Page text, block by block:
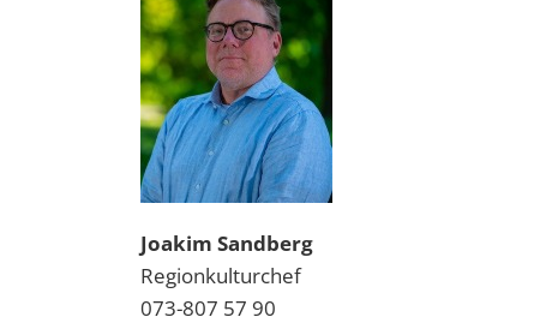
Joakim Sandberg
Regionkulturchef
073-807 57 90